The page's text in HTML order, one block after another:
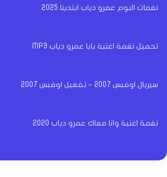
نغمات البوم عمرو دياب ابتدينا 2025
تحميل نغمة اغنية بابا عمرو دياب MP3
سيريال اوفيس 2007 – تفعيل اوفيس 2007
نغمة اغنية وانا معاك عمرو دياب 2020